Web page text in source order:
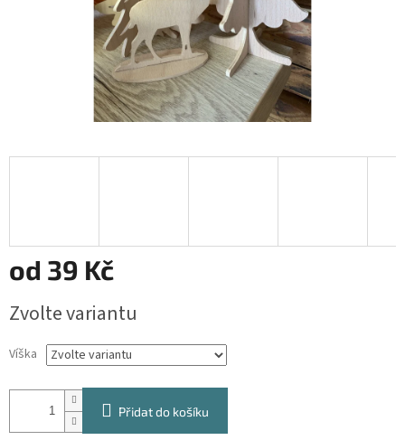
od 39 Kč
cena:
Zvolte variantu
Víška
Přidat do košíku